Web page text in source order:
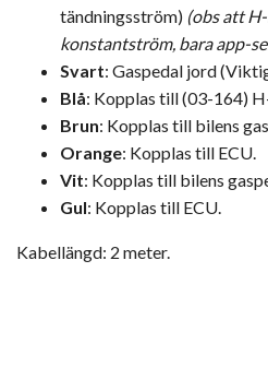
tändningsström) (obs att
konstantström, bara app-
Svart: Gaspedal jord
Blå: Kopplas till (03-164)
Brun: Kopplas till bilens
Orange: Kopplas till ECU.
Vit: Kopplas till bilens
Gul: Kopplas till ECU.
Kabellängd: 2 meter.